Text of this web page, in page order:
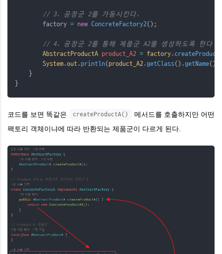
// 3. 공장군 2를 가동시킨다.
        factory
= new ConcreteFactory2();
// 4. 공장군 2를 통해 제품군 A2를 생성하도록 한다 (
AbstractProductA product_A2 = factory.
System.out . println( product_A2.getClass().getName
    }
}
코드를 보면 똑같은 createProductA()
메서드를 호출하지만 어떤
팩토리 객체이냐에 따라 반환되는 제품군이 다르게 된다.